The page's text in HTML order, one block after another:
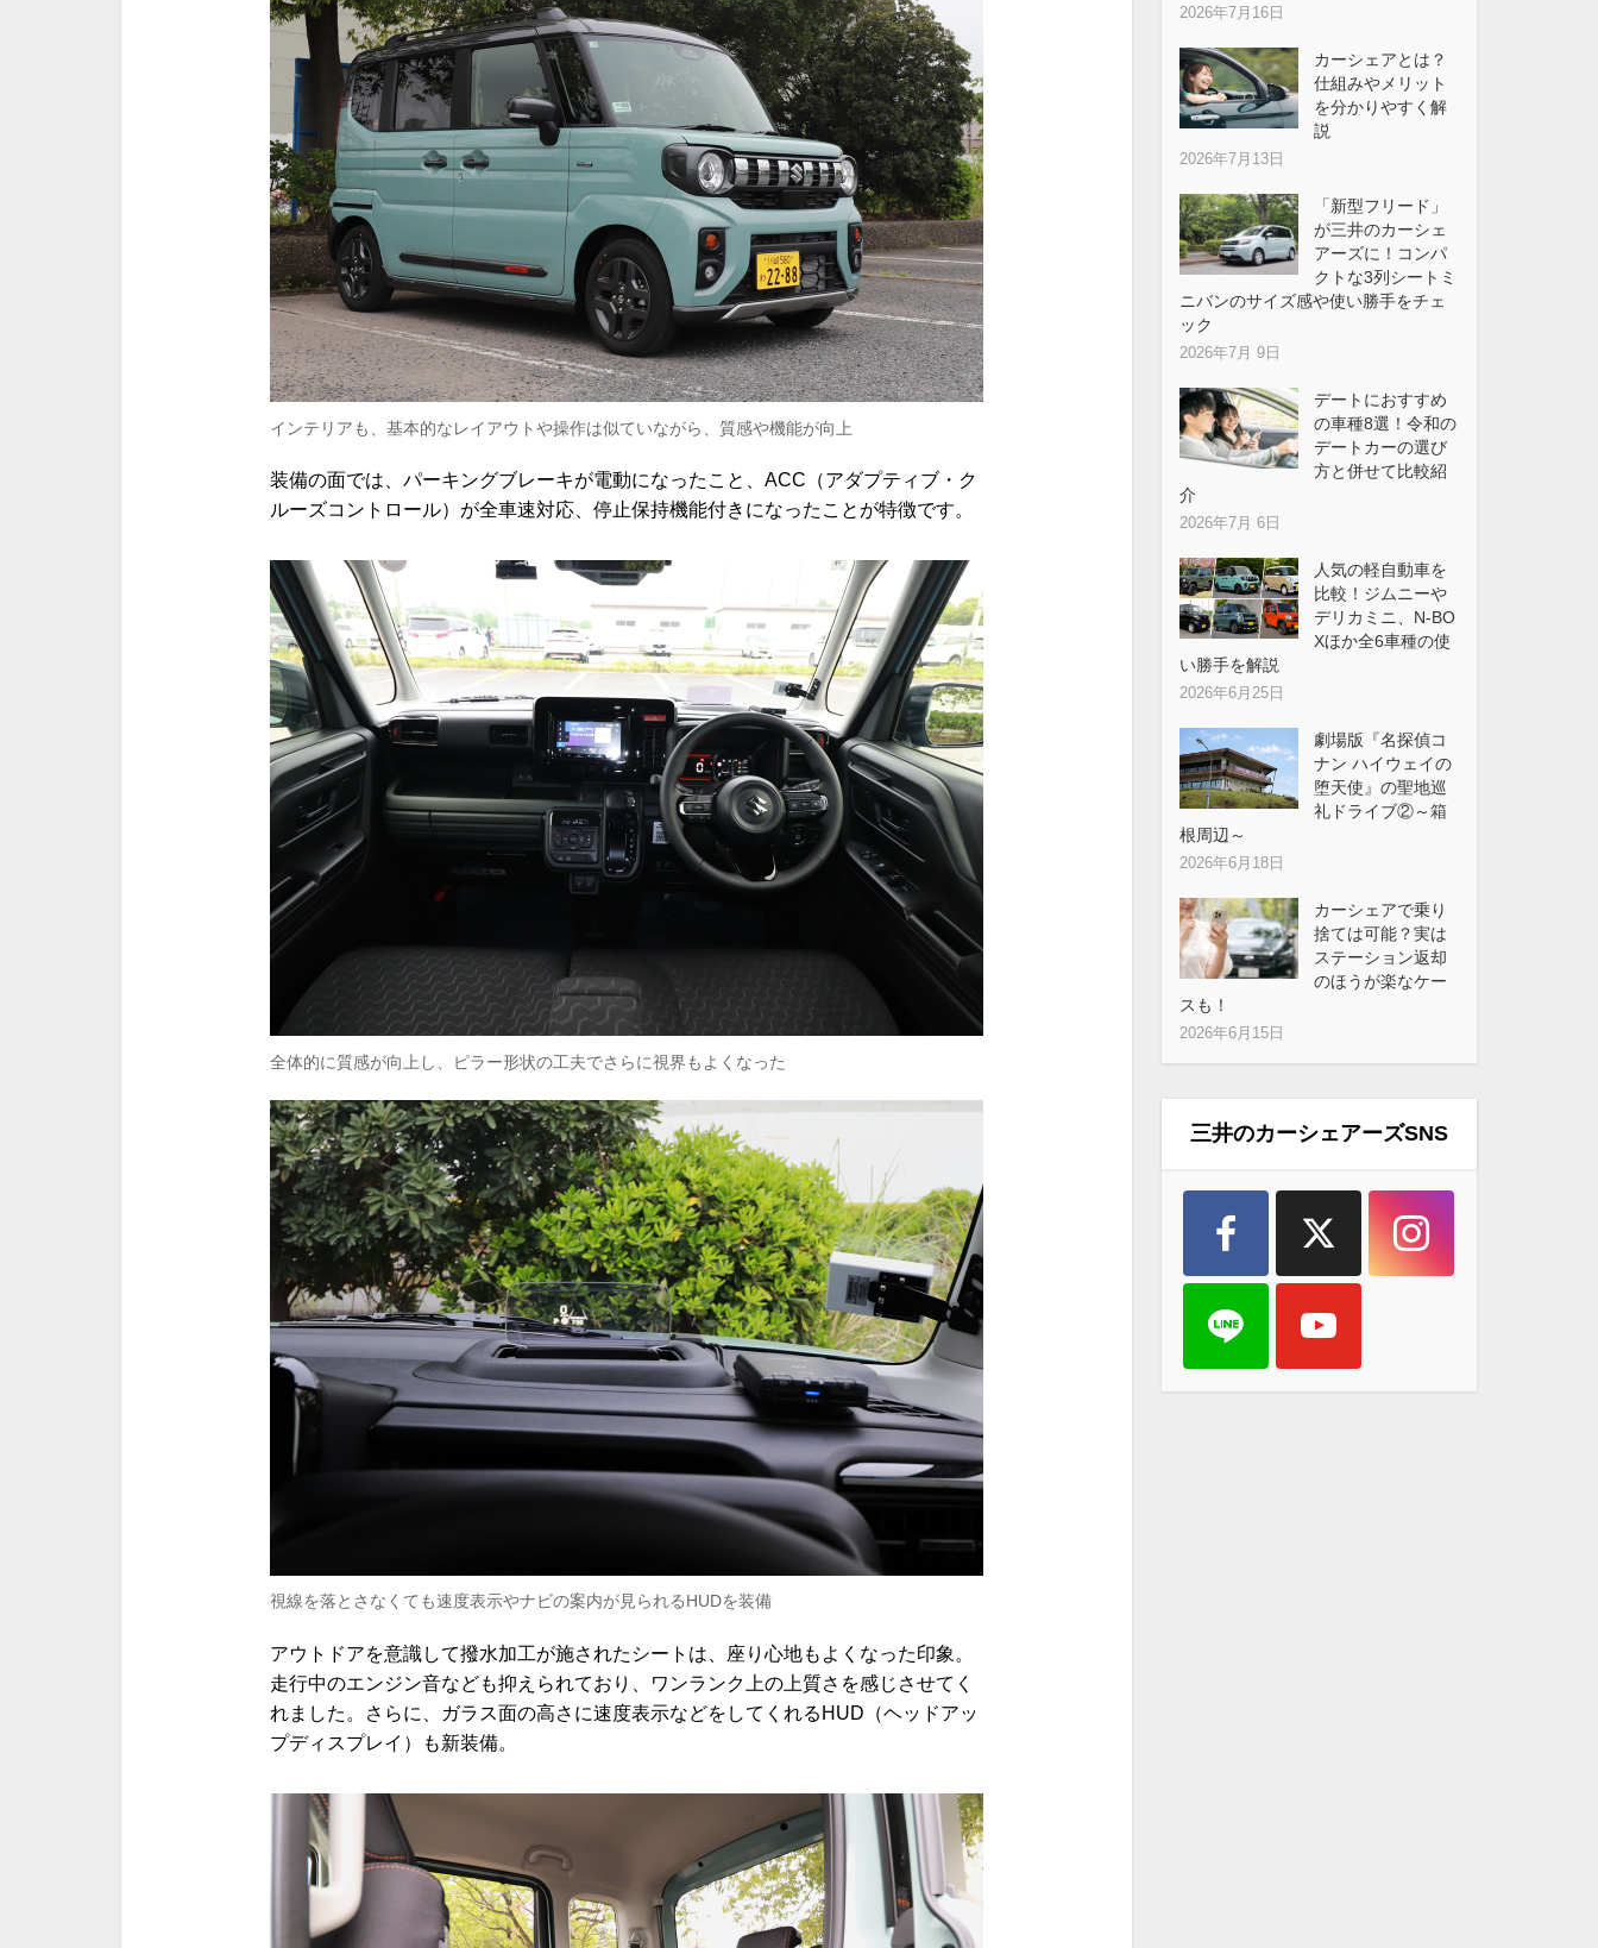
インテリアも、基本的なレイアウトや操作は似ていながら、質感や機能が向上
装備の面では、パーキングブレーキが電動になったこと、 ACC （アダプティブ・ク
ルーズコントロール）が全車速対応、停止保持機能付きになったことが特徴です。
全体的に質感が向上し、ピラー形状の工夫でさらに視界もよくなった
視線を落とさなくても速度表示やナビの案内が見られるHUDを装備
アウトドアを意識して撥水加工が施されたシートは、座り心地もよくなった印象。
走行中のエンジン音なども抑えられており、ワンランク上の上質さを感じさせてく
れました。さらに、ガラス面の高さに速度表示などをしてくれる HUD （ヘッドアッ
プディスプレイ）も新装備。
2026年7月16日
カーシェアとは？
仕組みやメリット
を分かりやすく解
説
2026年7月13日
「新型フリード」
が三井のカーシェ
アーズに！コンパ
クトな3列シートミ
ニバンのサイズ感や使い勝手をチェ
ック
2026年7月 9日
デートにおすすめ
の車種8選！令和の
デートカーの選び
方と併せて比較紹
介
2026年7月 6日
人気の軽自動車を
比較！ジムニーや
デリカミニ、N-BO
Xほか全6車種の使
い勝手を解説
2026年6月25日
劇場版『名探偵コ
ナン ハイウェイの
堕天使』の聖地巡
礼ドライブ②～箱
根周辺～
2026年6月18日
カーシェアで乗り
捨ては可能？実は
ステーション返却
のほうが楽なケー
スも！
2026年6月15日
三井のカーシェアーズSNS